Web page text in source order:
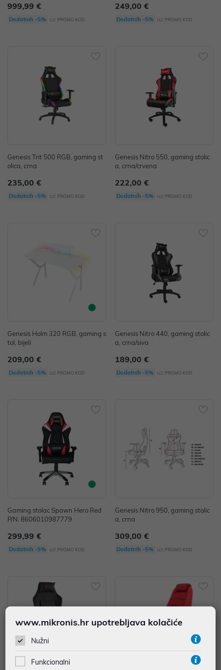
999,99 €
Dodatnih -5% uz PROMO KOD
249,00 €
Dodatnih -5% uz PROMO KOD
Genesis Trit 500 RGB, gaming st
olica, crna
235,00 €
Dodatnih -5% uz PROMO KOD
Genesis Nitro 550, gaming stolic
a, crna/crvena
222,00 €
Dodatnih -5% uz PROMO KOD
Genesis Holm 320 RGB, gaming s
tol, bijeli
209,00 €
Dodatnih -5% uz PROMO KOD
Genesis Nitro 440, gaming stolic
a, crna/siva
189,00 €
Dodatnih -5% uz PROMO KOD
Gaming stolac Spawn Hero Red
P/N: 8606010987779
299,99 €
Dodatnih -5% uz PROMO KOD
Genesis Nitro 950, gaming stolic
a, crna
309,00 €
Dodatnih -5% uz PROMO KOD
www.mikronis.hr upotrebljava kolačiće
Nužni
Funkcionalni